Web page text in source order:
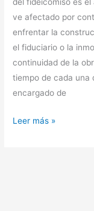
del fideicomiso es
ve afectado por
enfrentar la
el fiduciario o la
continuidad de la
tiempo de cada una
encargado de
Leer más »